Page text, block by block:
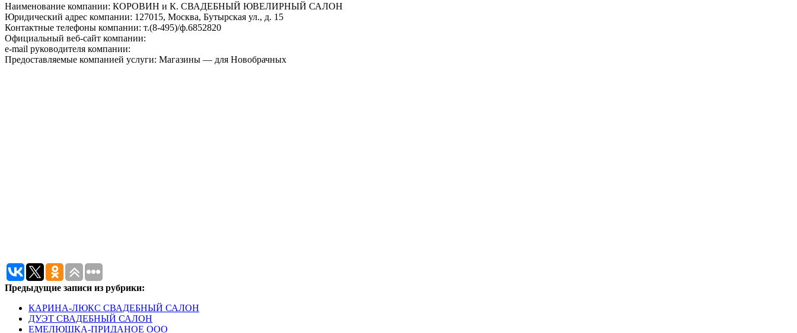
Наименование компании: КОРОВИН и К. СВАДЕБНЫЙ ЮВЕЛИРНЫЙ САЛОН
Юридический адрес компании: 127015, Москва, Бутырская ул., д. 15
Контактные телефоны компании: т.(8-495)/ф.6852820
Официальный веб-сайт компании:
e-mail руководителя компании:
Предоставляемые компанией услуги: Магазины — для Новобрачных
Предыдущие записи из рубрики:
КАРИНА-ЛЮКС СВАДЕБНЫЙ САЛОН
ДУЭТ СВАДЕБНЫЙ САЛОН
ЕМЕЛЮШКА-ПРИДАНОЕ ООО